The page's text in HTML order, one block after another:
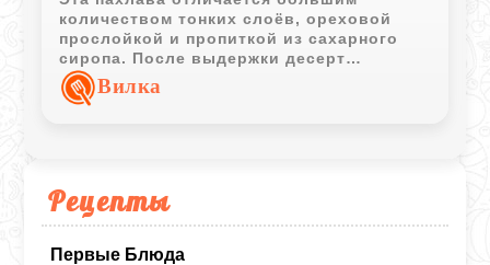
Рецепты
Первые Блюда
количеством тонких слоёв, ореховой
прослойкой и пропиткой из сахарного
сиропа. После выдержки десерт
становится особенно ароматным и
приобретает характерную сочную
Вилка